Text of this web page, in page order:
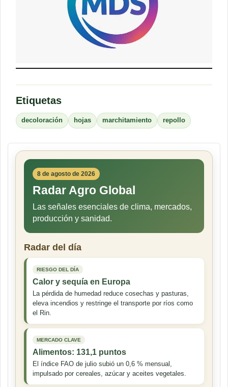
Etiquetas
decoloración hojas marchitamiento repollo
8 de agosto de 2026
Radar Agro Global
Las señales esenciales de clima, mercados,
producción y sanidad.
Radar del día
RIESGO DEL DÍA
Calor y sequía en Europa
La pérdida de humedad reduce cosechas y pasturas,
eleva incendios y restringe el transporte por ríos como
el Rin.
MERCADO CLAVE
Alimentos: 131,1 puntos
El índice FAO de julio subió un 0,6 % mensual,
impulsado por cereales, azúcar y aceites vegetales.